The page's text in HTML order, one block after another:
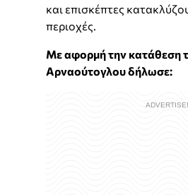
και επισκέπτες
περιοχές.
Με αφορμή την κατάθεση
Αρναούτογλου δήλωσε: